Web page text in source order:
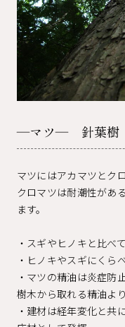
―マツ― 針葉樹
マツにはアカマツとク
クロマツは耐潮性があ
ます。
・スギやヒノキと比べ
・ヒノキやスギにくら
・マツの精油は炎症防
樹木から取れる精油よ
・建材は経年変化と